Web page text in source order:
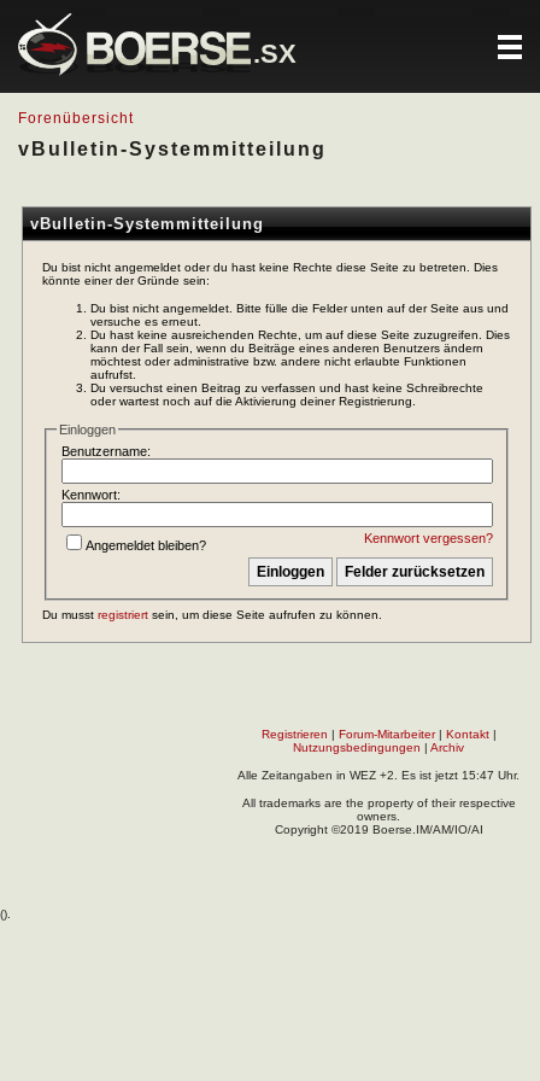
.SX
Forenübersicht
vBulletin-Systemmitteilung
vBulletin-Systemmitteilung
Du bist nicht angemeldet oder du hast keine Rechte diese Seite zu betreten. Dies
könnte einer der Gründe sein:
Du bist nicht angemeldet. Bitte fülle die Felder unten auf der Seite aus und
versuche es erneut.
Du hast keine ausreichenden Rechte, um auf diese Seite zuzugreifen. Dies
kann der Fall sein, wenn du Beiträge eines anderen Benutzers ändern
möchtest oder administrative bzw. andere nicht erlaubte Funktionen
aufrufst.
Du versuchst einen Beitrag zu verfassen und hast keine Schreibrechte
oder wartest noch auf die Aktivierung deiner Registrierung.
Einloggen
Benutzername:
Kennwort:
Kennwort vergessen?
Angemeldet bleiben?
Du musst registriert sein, um diese Seite aufrufen zu können.
Registrieren | Forum-Mitarbeiter| Kontakt|
Nutzungsbedingungen | Archiv
Alle Zeitangaben in WEZ +2. Es ist jetzt 15:47 Uhr.
All trademarks are the property of their respective
owners.
Copyright ©2019 Boerse.IM/AM/IO/AI
().